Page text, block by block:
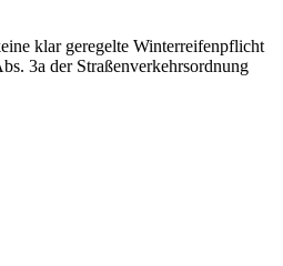
klar geregelte Winterreifenpflicht
3a der Straßenverkehrsordnung